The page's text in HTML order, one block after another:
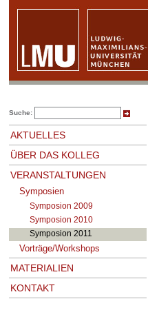
Suche:
AKTUELLES
ÜBER DAS KOLLEG
VERANSTALTUNGEN
Symposien
Symposion 2009
Symposion 2010
Symposion 2011
Vorträge/Workshops
MATERIALIEN
KONTAKT